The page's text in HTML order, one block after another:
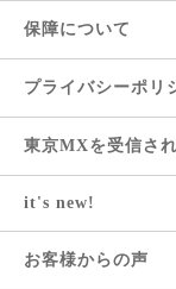
保障について
プライバシーポリ
東京MXを受信さ
it's new!
お客様からの声